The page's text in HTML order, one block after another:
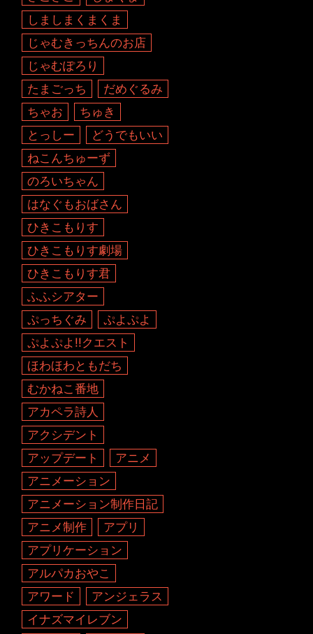
しましまくまくま
じゃむきっちんのお店
じゃむぽろり
たまごっち
だめぐるみ
ちゃお
ちゅき
とっしー
どうでもいい
ねこんちゅーず
のろいちゃん
はなぐもおばさん
ひきこもりす
ひきこもりす劇場
ひきこもりす君
ふふシアター
ぷっちぐみ
ぷよぷよ
ぷよぷよ!!クエスト
ほわほわともだち
むかねこ番地
アカペラ詩人
アクシデント
アップデート
アニメ
アニメーション
アニメーション制作日記
アニメ制作
アプリ
アプリケーション
アルパカおやこ
アワード
アンジェラス
イナズマイレブン